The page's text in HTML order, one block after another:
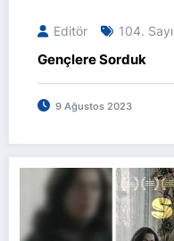
Editör 104. Sayı
Gençlere Sorduk
9 Ağustos 2023